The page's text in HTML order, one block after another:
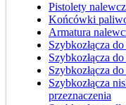
Pistolety
Końcówki
Armatura
Szybkozłącza
Szybkozłącza
Szybkozłącza
Szybkozłącza
przeznaczenia